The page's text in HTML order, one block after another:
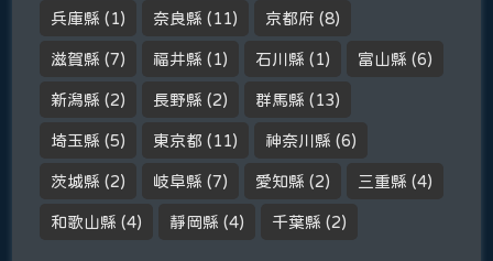
兵庫縣 (1) 奈良縣 (11) 京都府 (8)
滋賀縣 (7) 福井縣 (1) 石川縣 (1) 富山縣 (6)
新潟縣 (2) 長野縣 (2) 群馬縣 (13)
埼玉縣 (5) 東京都 (11) 神奈川縣 (6)
茨城縣 (2) 岐阜縣 (7) 愛知縣 (2) 三重縣 (4)
和歌山縣 (4) 靜岡縣 (4) 千葉縣 (2)